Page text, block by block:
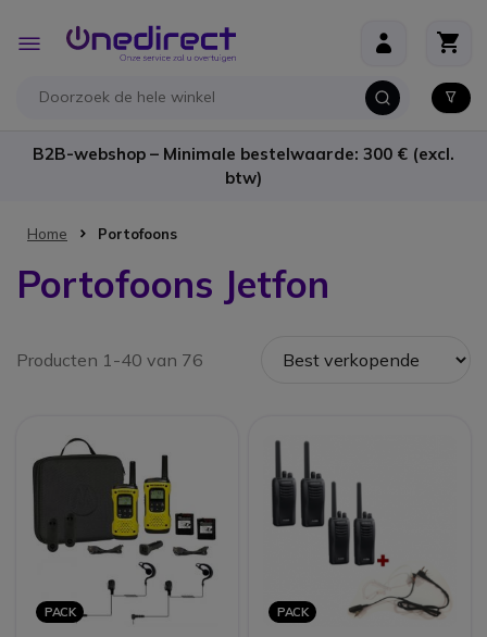
Toggle
Nav
B2B-webshop – Minimale bestelwaarde: 300 € (excl.
btw)
Home Portofoons
Portofoons Jetfon
Producten 1-40 van 76
PACK PACK